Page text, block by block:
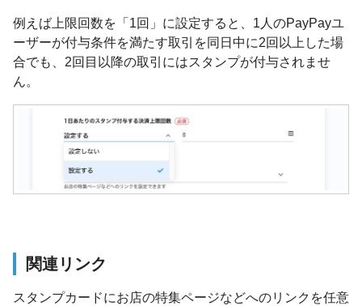
例えば上限回数を「1回」に設定すると、1人のPayPayユ
ーザーが付与条件を満たす取引を同日中に2回以上した場
合でも、2回目以降の取引にはスタンプが付与されませ
ん。
関連リンク
スタンプカードにお店の特集ページなどへのリンクを任意